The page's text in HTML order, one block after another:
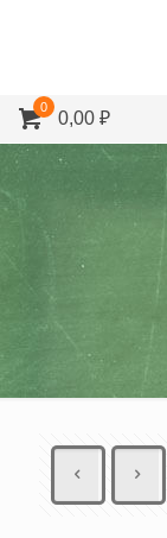
0
0,00 ₽